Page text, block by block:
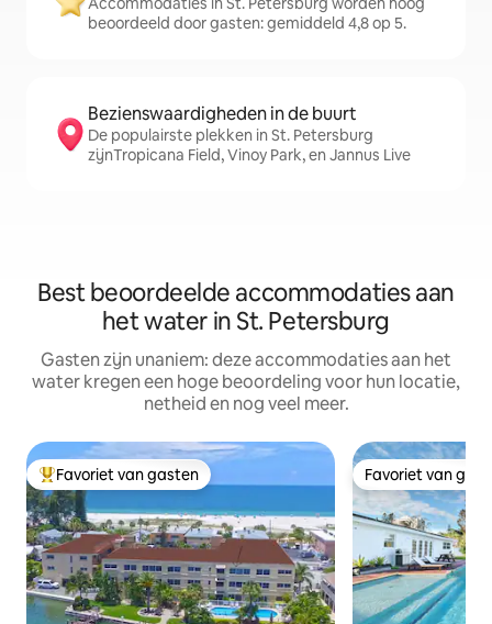
beoordeeld door gasten: gemiddeld 4,8 op 5.
Bezienswaardigheden in de buurt
De populairste plekken in St. Petersburg
zijnTropicana Field, Vinoy Park, en Jannus Live
Best beoordeelde accommodaties aan
het water in St. Petersburg
Gasten zijn unaniem: deze accommodaties aan het
water kregen een hoge beoordeling voor hun locatie,
netheid en nog veel meer.
Topfavoriet van gasten
Favoriet van gasten Favoriet van
Favoriet van